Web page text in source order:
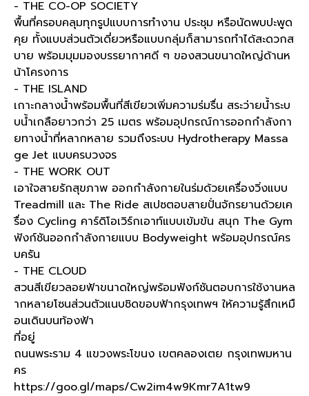
- THE CO-OP SOCIETY
พื้นที่ครอบคลุมทุกรูปแบบการทำงาน ประชุม หรือนัดพบปะพูด
คุย ทั้งแบบส่วนตัวเดี่ยวหรือแบบกลุ่มก็สามารถทำได้สะดวกส
บาย พร้อมมุมมองบรรยากาศดี ๆ ของสวนขนาดใหญ่ด้านห
น้าโครงการ
- THE ISLAND
เกาะกลางน้ำพร้อมพื้นที่สีเขียวเพิ่มความร่มรื่น สระว่ายน้ำระบ
บน้ำเกลือยาวกว่า 25 เมตร พร้อมอุปกรณ์การออกกำลังกา
ยทางน้ำที่หลากหลาย รวมถึงระบบ Hydrotherapy Massa
ge Jet แบบครบวงจร
- THE WORK OUT
เอาใจสายรักสุขภาพ ออกกำลังกายในร่มด้วยเครื่องวิ่งแบบ
Treadmill และ The Ride สเปซตอบสายปั่นจักรยานด้วยเค
รื่อง Cycling คาร์ดิโอเวิร์กเอาท์แบบเข้มข้น สนุก The Gym
ฟังก์ชันออกกำลังกายแบบ Bodyweight พร้อมอุปกรณ์คร
บครัน
- THE CLOUD
สวนสีเขียวลอยฟ้าขนาดใหญ่พร้อมฟังก์ชันตอบการใช้งานหล
ากหลายโซนส่วนตัวแนบชิดขอบฟ้ากรุงเทพฯ ให้ความรู้สึกเหมื
อนเดินบนท้องฟ้า
ที่อยู่
ถนนพระราม 4 แขวงพระโขนง เขตคลองเตย กรุงเทพมหาน
คร
https://goo.gl/maps/Cw2im4w9Kmr7A1tw9